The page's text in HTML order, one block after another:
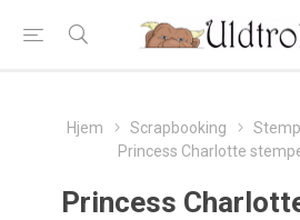
Hjem Scrapbooking
Princess Charlotte
Princess